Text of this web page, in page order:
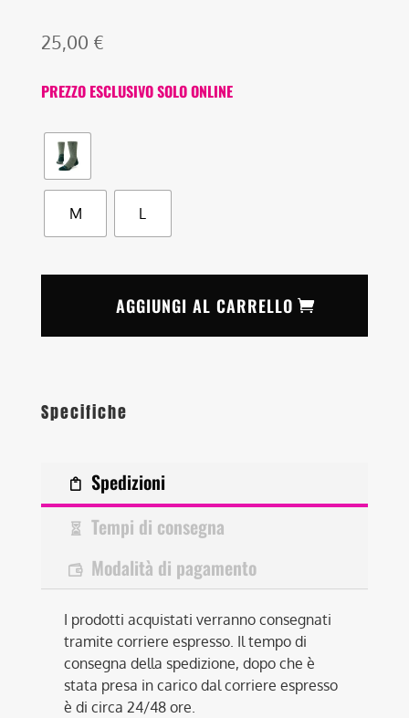
25,00 €
PREZZO ESCLUSIVO SOLO ONLINE
M L
AGGIUNGI AL CARRELLO
Specifiche
Spedizioni
Tempi di consegna
Modalità di pagamento
I prodotti acquistati verranno consegnati
tramite corriere espresso. Il tempo di
consegna della spedizione, dopo che è
stata presa in carico dal corriere espresso
è di circa 24/48 ore.